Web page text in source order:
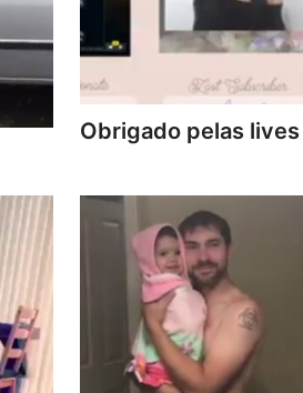
Obrigado pelas lives